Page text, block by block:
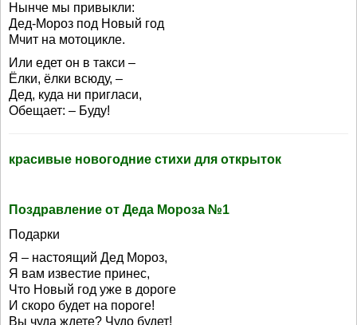
Нынче мы привыкли:
Дед-Мороз под Новый год
Мчит на мотоцикле.
Или едет он в такси –
Ёлки, ёлки всюду, –
Дед, куда ни пригласи,
Обещает: – Буду!
красивые новогодние стихи для открыток
Поздравление от Деда Мороза №1
Подарки
Я – настоящий Дед Мороз,
Я вам известие принес,
Что Новый год уже в дороге
И скоро будет на пороге!
Вы чуда ждете? Чудо будет!